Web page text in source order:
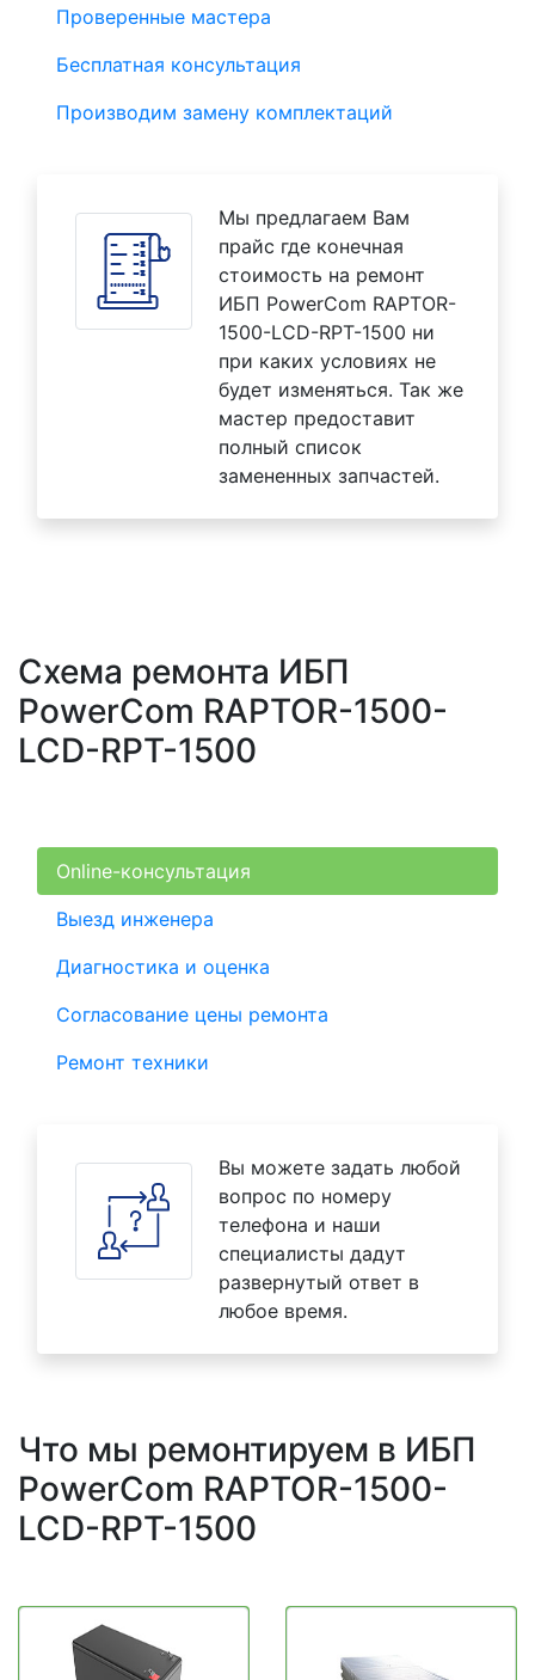
Проверенные мастера
Бесплатная консультация
Производим замену комплектаций
Мы предлагаем Вам
прайс где конечная
стоимость на ремонт
ИБП PowerCom RAPTOR-
1500-LCD-RPT-1500 ни
при каких условиях не
будет изменяться. Так же
мастер предоставит
полный список
замененных запчастей.
Схема ремонта ИБП
PowerCom RAPTOR-1500-
LCD-RPT-1500
Online-консультация
Выезд инженера
Диагностика и оценка
Согласование цены ремонта
Ремонт техники
Вы можете задать любой
вопрос по номеру
телефона и наши
специалисты дадут
развернутый ответ в
любое время.
Что мы ремонтируем в ИБП
PowerCom RAPTOR-1500-
LCD-RPT-1500